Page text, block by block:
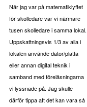
När jag var på matematiklyftet
för skolledare var vi närmare
tusen skolledare i samma lokal.
Uppskattningsvis 1/3 av alla i
lokalen använde dator/platta
eller annan digital teknik i
samband med föreläsningarna
vi lyssnade på. Jag skulle
därför tippa att det kan vara så